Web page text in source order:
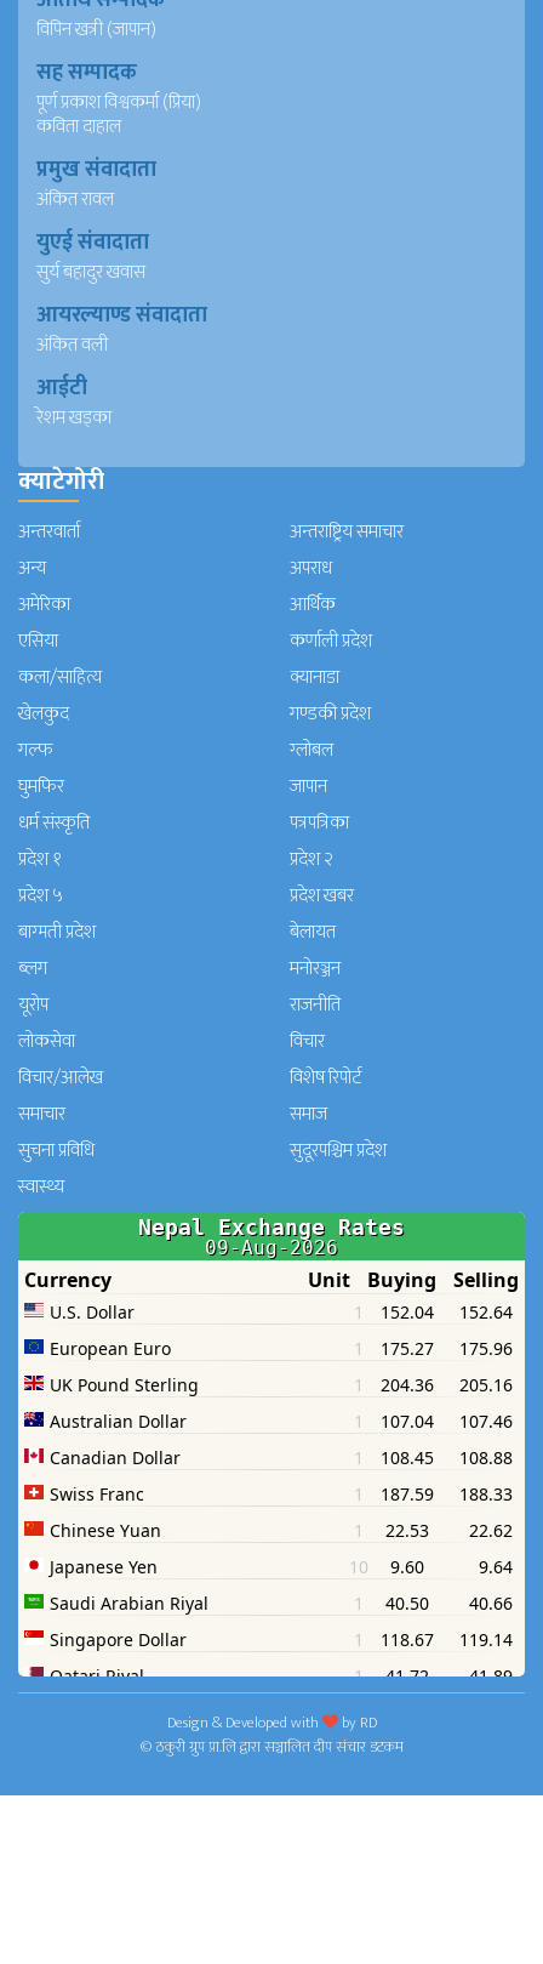
विपिन खत्री (जापान)
सह सम्पादक
पूर्ण प्रकाश विश्वकर्मा (प्रिया)
कविता दाहाल
प्रमुख संवादाता
अंकित रावल
युएई संवादाता
सुर्य बहादुर खवास
आयरल्याण्ड संवादाता
अंकित वली
आईटी
रेशम खड्का
क्याटेगोरी
अन्तरवार्ता
अन्तराष्ट्रिय समाचार
अन्य
अपराध
अमेरिका
आर्थिक
एसिया
कर्णाली प्रदेश
कला/साहित्य
क्यानाडा
खेलकुद
गण्डकी प्रदेश
गल्फ
ग्लोबल
घुमफिर
जापान
धर्म संस्कृति
पत्रपत्रिका
प्रदेश १
प्रदेश २
प्रदेश ५
प्रदेश खबर
बाग्मती प्रदेश
बेलायत
ब्लग
मनाेरञ्जन
यूरोप
राजनीति
लोकसेवा
विचार
विचार/आलेख
विशेष रिपोर्ट
समाचार
समाज
सुचना प्रविधि
सुदूरपश्चिम प्रदेश
स्वास्थ्य
Design & Developed with byRD
© ठकुरी ग्रुप प्रा.लि द्वारा सञ्चालित दीप संचार डटकम